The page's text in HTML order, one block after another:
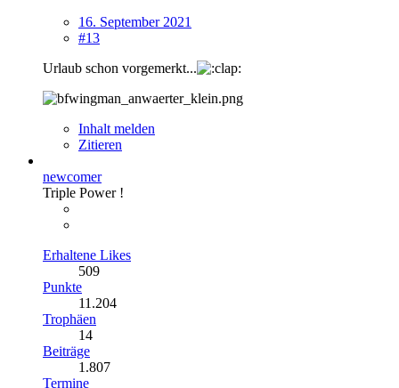
16. September 2021
#13
Urlaub schon vorgemerkt...
Inhalt melden
Zitieren
newcomer
Triple Power !
Erhaltene Likes
509
Punkte
11.204
Trophäen
14
Beiträge
1.807
Termine